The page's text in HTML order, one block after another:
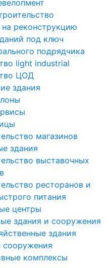
реконструкцию
под ключ
подрядчика
light industrial
ЦОД
здания
магазинов
здания
выставочных
ресторанов и
питания
центры
здания и сооружения
здания
сооружения
комплексы